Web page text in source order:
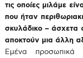
τις οποίες μιλάμε
που ήταν
σκυλάδικο – άσχετα
αποκτούν μια άλλη
Εμένα